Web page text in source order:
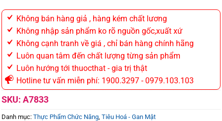
Không bán hàng giả , hàng kém chất lương
Không nhập sản phẩm ko rõ nguồn gốc,xuất xứ
Không cạnh tranh về giá , chỉ bán hàng chính hãng
Luôn quan tâm đến chất lượng từng sản phẩm
Luôn hướng tới thuocthat - gia trị thật
Hotline tư vấn miễn phí: 1900.3297 - 0979.103.103
SKU: A7833
Danh mục: Thực Phẩm Chức Năng Tiêu Hoá - Gan Mật